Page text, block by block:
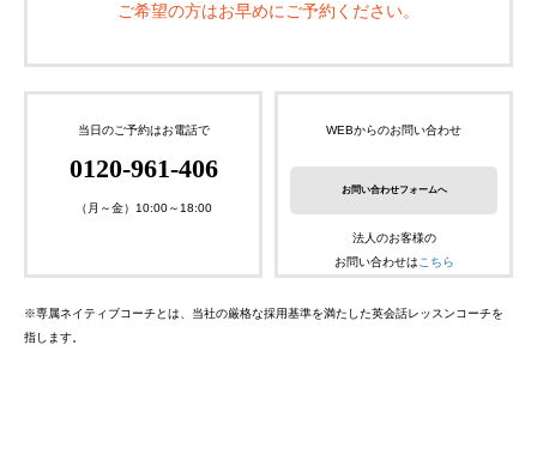
ご希望の方はお早めにご予約ください。
当日のご予約はお電話で
0120-961-406
（月～金）10:00～18:00
WEBからのお問い合わせ
お問い合わせフォームへ
法人のお客様の
お問い合わせはこちら
※専属ネイティブコーチとは、当社の厳格な採用基準を満たした英会話レッスンコーチを
指します。